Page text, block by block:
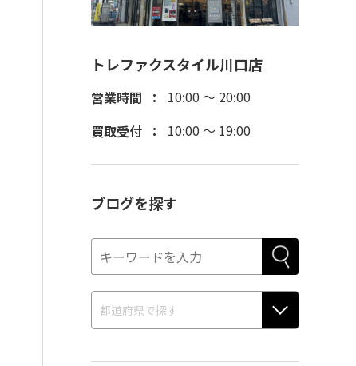
トレファクスタイル川口店
営業時間
10:00 ～ 20:00
買取受付
10:00 ～ 19:00
ブログを探す